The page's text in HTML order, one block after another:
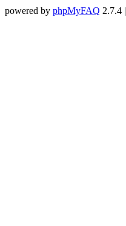
powered by phpMyFAQ 2.7.4 |